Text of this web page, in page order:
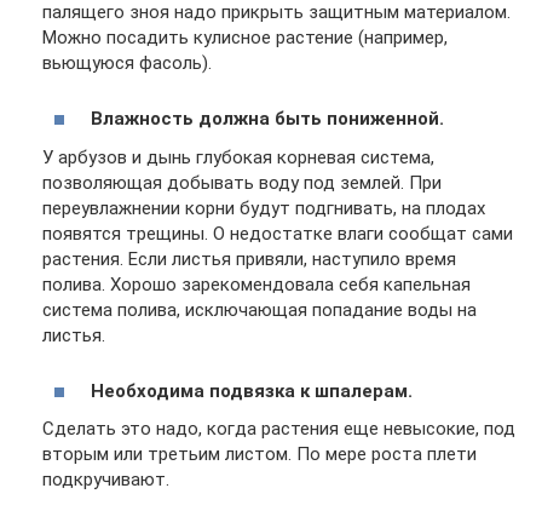
палящего зноя надо прикрыть защитным материалом.
Можно посадить кулисное растение (например,
вьющуюся фасоль).
Влажность должна быть пониженной.
У арбузов и дынь глубокая корневая система,
позволяющая добывать воду под землей. При
переувлажнении корни будут подгнивать, на плодах
появятся трещины. О недостатке влаги сообщат сами
растения. Если листья привяли, наступило время
полива. Хорошо зарекомендовала себя капельная
система полива, исключающая попадание воды на
листья.
Необходима подвязка к шпалерам.
Сделать это надо, когда растения еще невысокие, под
вторым или третьим листом. По мере роста плети
подкручивают.